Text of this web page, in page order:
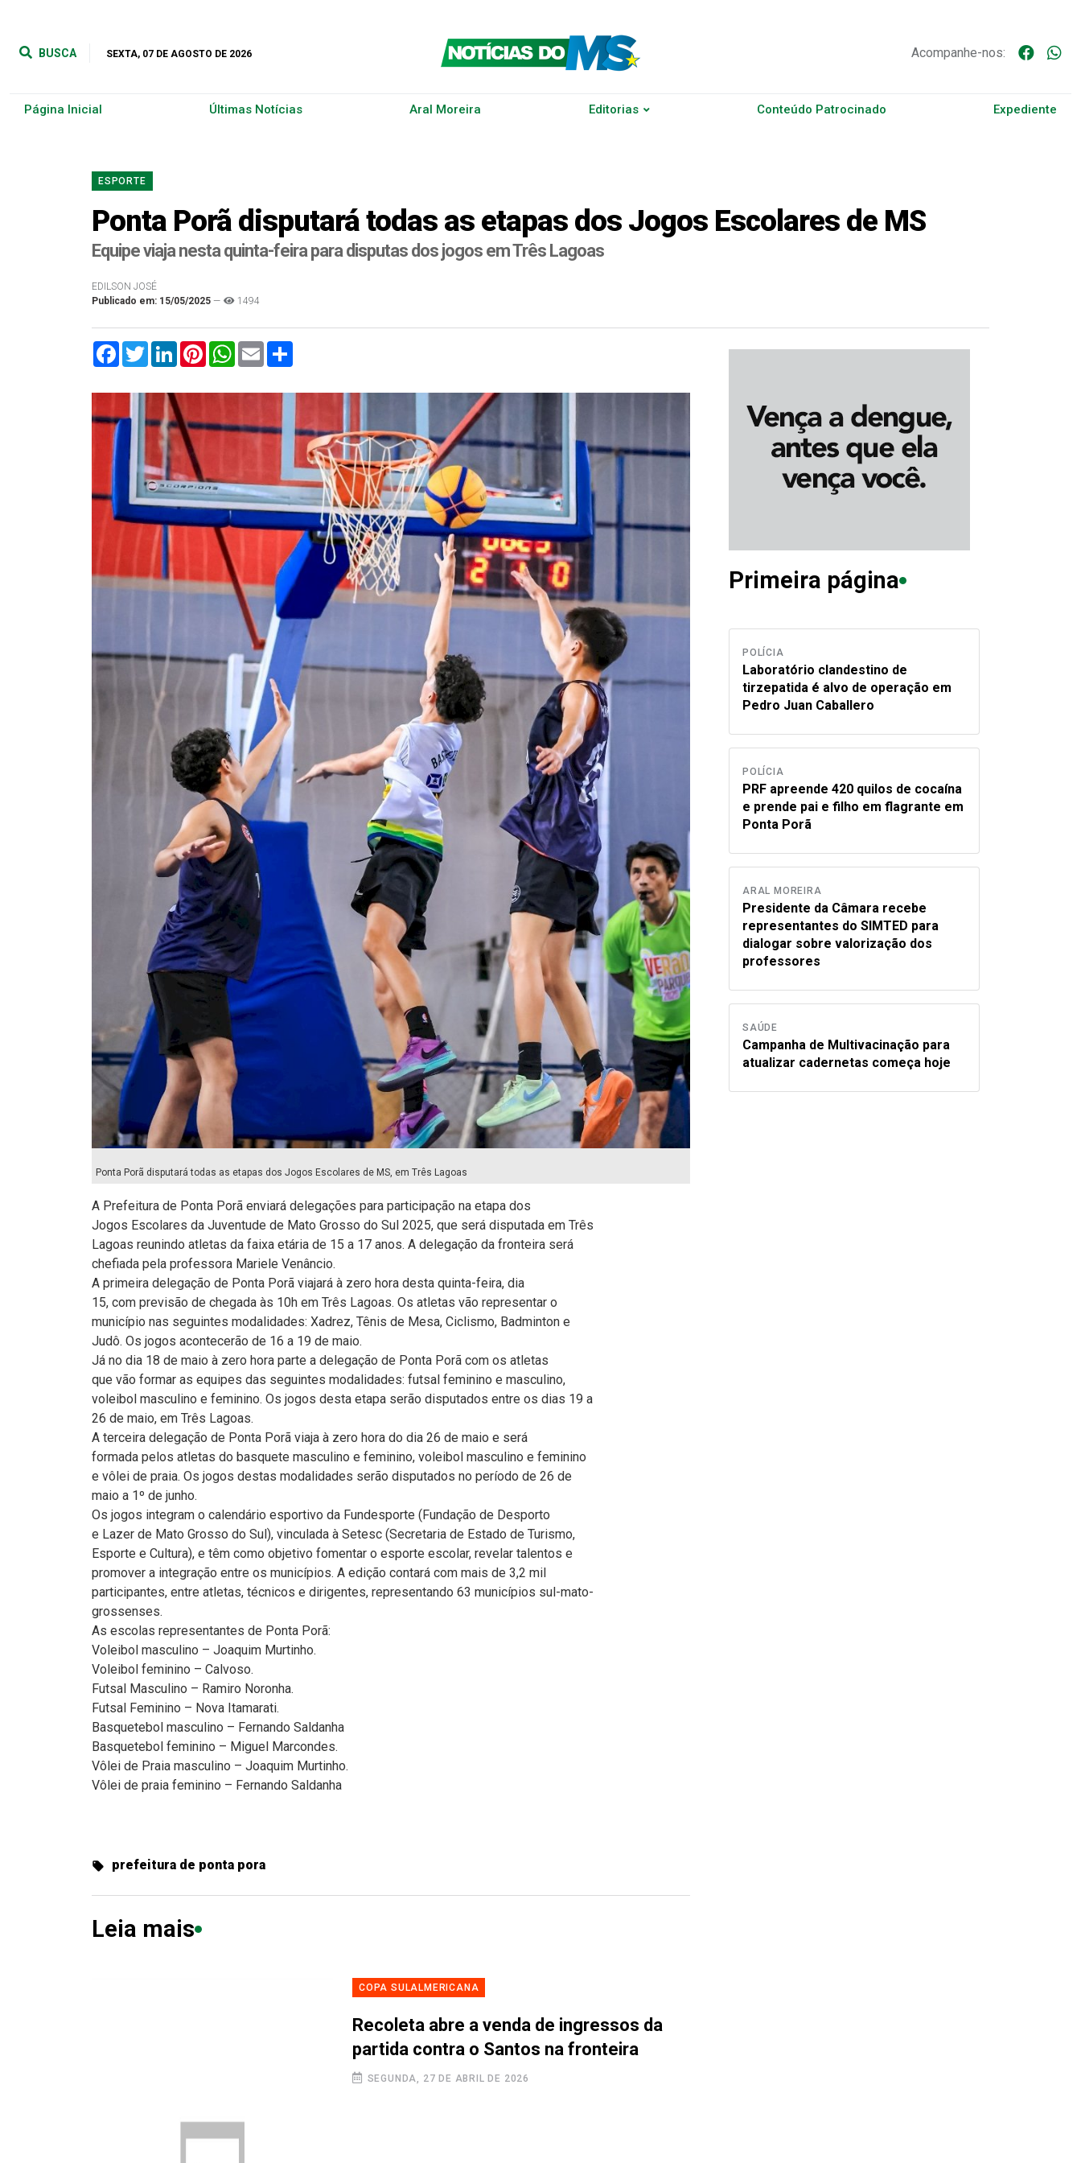
BUSCA SEXTA, 07 DE AGOSTO DE 2026 Acompanhe-nos:
Página Inicial Últimas Notícias Aral Moreira Editorias Conteúdo Patrocinado Expediente
ESPORTE
Ponta Porã disputará todas as etapas dos Jogos Escolares de MS
Equipe viaja nesta quinta-feira para disputas dos jogos em Três Lagoas
EDILSON JOSÉ
Publicado em: 15/05/2025 — 1494
FacebookTwitterLinkedInPinterestWhatsApp
Email
Ponta Porã disputará todas as etapas dos Jogos Escolares de MS, em Três Lagoas
A Prefeitura de Ponta Porã enviará delegações para participação na etapa dos
Jogos Escolares da Juventude de Mato Grosso do Sul 2025, que será disputada em Três
Lagoas reunindo atletas da faixa etária de 15 a 17 anos. A delegação da fronteira será
chefiada pela professora Mariele Venâncio.
A primeira delegação de Ponta Porã viajará à zero hora desta quinta-feira, dia
15, com previsão de chegada às 10h em Três Lagoas. Os atletas vão representar o
município nas seguintes modalidades: Xadrez, Tênis de Mesa, Ciclismo, Badminton e
Judô. Os jogos acontecerão de 16 a 19 de maio.
Já no dia 18 de maio à zero hora parte a delegação de Ponta Porã com os atletas
que vão formar as equipes das seguintes modalidades: futsal feminino e masculino,
voleibol masculino e feminino. Os jogos desta etapa serão disputados entre os dias 19 a
26 de maio, em Três Lagoas.
A terceira delegação de Ponta Porã viaja à zero hora do dia 26 de maio e será
formada pelos atletas do basquete masculino e feminino, voleibol masculino e feminino
e vôlei de praia. Os jogos destas modalidades serão disputados no período de 26 de
maio a 1º de junho.
Os jogos integram o calendário esportivo da Fundesporte (Fundação de Desporto
e Lazer de Mato Grosso do Sul), vinculada à Setesc (Secretaria de Estado de Turismo,
Esporte e Cultura), e têm como objetivo fomentar o esporte escolar, revelar talentos e
promover a integração entre os municípios. A edição contará com mais de 3,2 mil
participantes, entre atletas, técnicos e dirigentes, representando 63 municípios sul-mato-
grossenses.
As escolas representantes de Ponta Porã:
Voleibol masculino – Joaquim Murtinho.
Voleibol feminino – Calvoso.
Futsal Masculino – Ramiro Noronha.
Futsal Feminino – Nova Itamarati.
Basquetebol masculino – Fernando Saldanha
Basquetebol feminino – Miguel Marcondes.
Vôlei de Praia masculino – Joaquim Murtinho.
Vôlei de praia feminino – Fernando Saldanha
prefeitura de ponta pora
Leia mais
COPA SULALMERICANA
Recoleta abre a venda de ingressos da
partida contra o Santos na fronteira
SEGUNDA, 27 DE ABRIL DE 2026
Primeira página
POLÍCIA
Laboratório clandestino de
tirzepatida é alvo de operação em
Pedro Juan Caballero
POLÍCIA
PRF apreende 420 quilos de cocaína
e prende pai e filho em flagrante em
Ponta Porã
ARAL MOREIRA
Presidente da Câmara recebe
representantes do SIMTED para
dialogar sobre valorização dos
professores
SAÚDE
Campanha de Multivacinação para
atualizar cadernetas começa hoje